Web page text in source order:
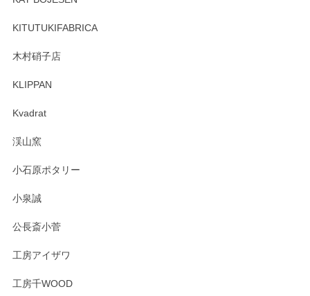
しくお願いいたします。
淡いグリーンのカラーがとても可愛いです❤️ ありがとうござ
KITUTUKIFABRICA
木村硝子店
KLIPPAN
Kvadrat
渓山窯
小石原ポタリー
小泉誠
公長斎小菅
工房アイザワ
工房千WOOD